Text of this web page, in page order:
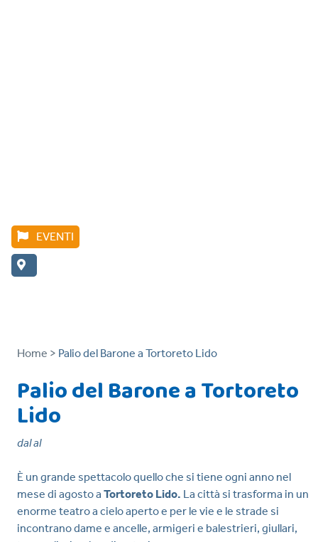
EVENTI
Home > Palio del Barone a Tortoreto Lido
Palio del Barone a Tortoreto
Lido
dal al
È un grande spettacolo quello che si tiene ogni anno nel
mese di agosto a Tortoreto Lido. La città si trasforma in un
enorme teatro a cielo aperto e per le vie e le strade si
incontrano dame e ancelle, armigeri e balestrieri, giullari,